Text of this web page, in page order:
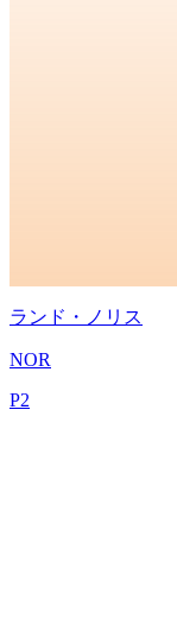
ランド・ノリス
NOR
P2